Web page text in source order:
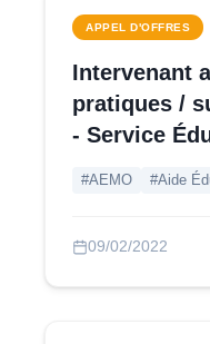
APPEL D'OFFRES
Intervenant
pratiques /
- Service
Pourvu au
#AEMO #Aide
09/02/2022